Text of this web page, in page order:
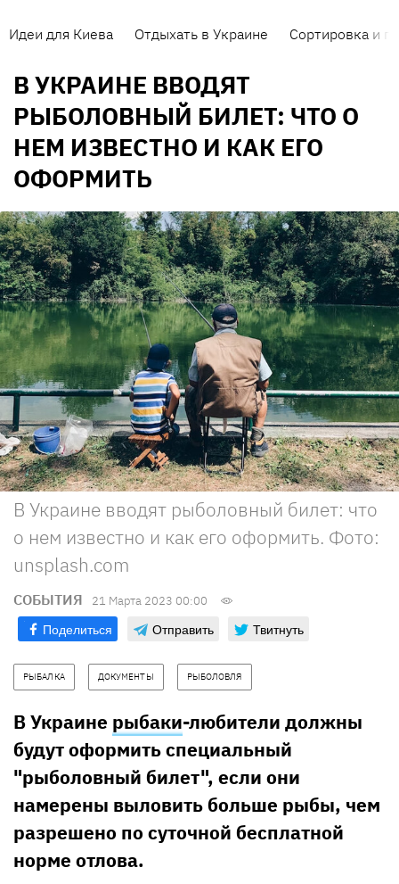
Идеи для Киева Отдыхать в Украине Сортировка и
В УКРАИНЕ ВВОДЯТ
РЫБОЛОВНЫЙ БИЛЕТ: ЧТО О
НЕМ ИЗВЕСТНО И КАК ЕГО
ОФОРМИТЬ
В Украине вводят рыболовный билет: что
о нем известно и как его оформить. Фото:
unsplash.com
СОБЫТИЯ 21 Марта 2023 00:00
Поделиться Отправить Твитнуть
РЫБАЛКА ДОКУМЕНТЫ РЫБОЛОВЛЯ
В Украине рыбаки-любители должны
будут оформить специальный
"рыболовный билет", если они
намерены выловить больше рыбы, чем
разрешено по суточной бесплатной
норме отлова.